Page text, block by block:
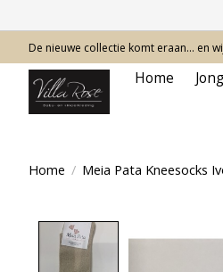
De nieuwe collectie komt eraan… en
Home
Home / Meia Pata Kneesocks